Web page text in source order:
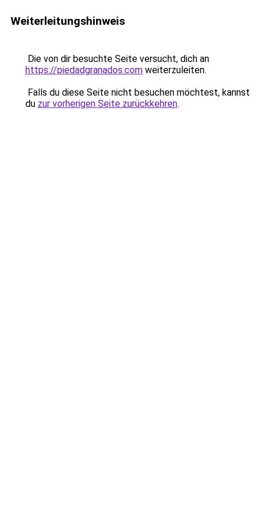
Weiterleitungshinweis
Die von dir besuchte Seite versucht, dich an
https://piedadgranados.com weiterzuleiten.
Falls du diese Seite nicht besuchen möchtest, kannst
du zur vorherigen Seite zurückkehren.